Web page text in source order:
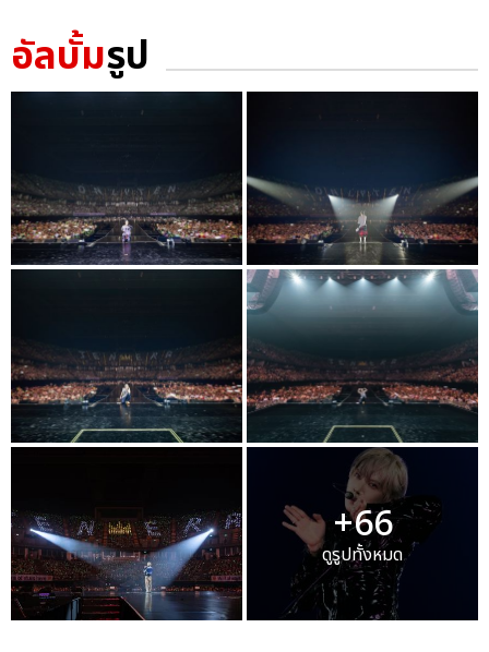
อัลบั้มรูป
+66
ดูรูปทั้งหมด